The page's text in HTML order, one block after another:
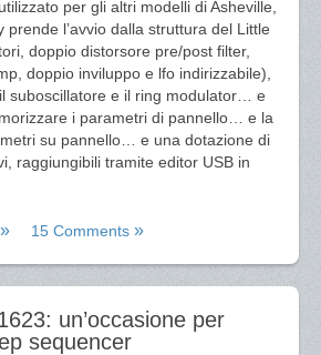
per gli altri modelli di Asheville,
prende l’avvio dalla struttura del Little
doppio distorsore pre/post filter,
doppio inviluppo e lfo indirizzabile),
suboscillatore e il ring modulator… e
i parametri di pannello… e la
su pannello… e una dotazione di
raggiungibili tramite editor USB in
15 Comments
un’occasione per
sequencer